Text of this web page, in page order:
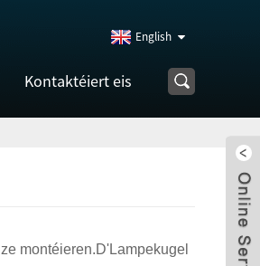
English
Kontaktéiert eis
montéieren.D'Lampekugel